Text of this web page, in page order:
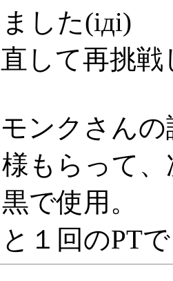
した(iдi)
して再挑
ンクさん
もらって
で使用。
１回のPT